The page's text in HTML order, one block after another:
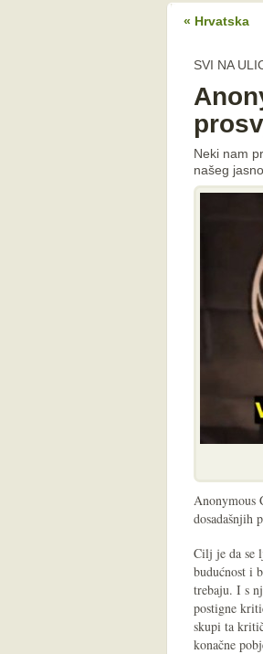
« Hrvatska
SVI NA
Neki nam
našeg
Anonymous
dosadašnjih
Cilj je da se
budućnost i
trebaju. I s
postigne
skupi ta
konačne